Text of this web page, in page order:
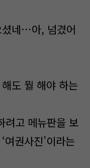
셨네…아, 넘겼어
도 뭘 해야 하는
려고 메뉴판을 보
권사진’이라는